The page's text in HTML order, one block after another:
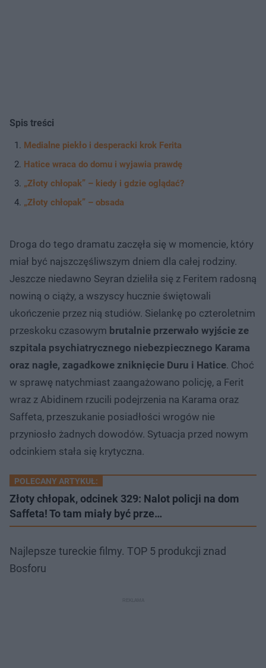
Spis treści
Medialne piekło i desperacki krok Ferita
Hatice wraca do domu i wyjawia prawdę
„Złoty chłopak” – kiedy i gdzie oglądać?
„Złoty chłopak” – obsada
Droga do tego dramatu zaczęła się w momencie, który
miał być najszczęśliwszym dniem dla całej rodziny.
Jeszcze niedawno Seyran dzieliła się z Feritem radosną
nowiną o ciąży, a wszyscy hucznie świętowali
ukończenie przez nią studiów. Sielankę po czteroletnim
przeskoku czasowym brutalnie przerwało wyjście ze
szpitala psychiatrycznego niebezpiecznego Karama
oraz nagłe, zagadkowe zniknięcie Duru i Hatice. Choć
w sprawę natychmiast zaangażowano policję, a Ferit
wraz z Abidinem rzucili podejrzenia na Karama oraz
Saffeta, przeszukanie posiadłości wrogów nie
przyniosło żadnych dowodów. Sytuacja przed nowym
odcinkiem stała się krytyczna.
POLECANY ARTYKUŁ:
Złoty chłopak, odcinek 329: Nalot policji na dom
Saffeta! To tam miały być prze…
Najlepsze tureckie filmy. TOP 5 produkcji znad
Bosforu